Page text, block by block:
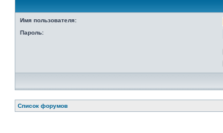
Имя пользователя:
Пароль:
Список форумов